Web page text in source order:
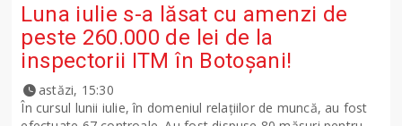
Luna iulie s-a lăsat cu amenzi de
peste 260.000 de lei de la
inspectorii ITM în Botoșani!
astăzi, 15:30
În cursul lunii iulie, în domeniul relațiilor de muncă, au fost